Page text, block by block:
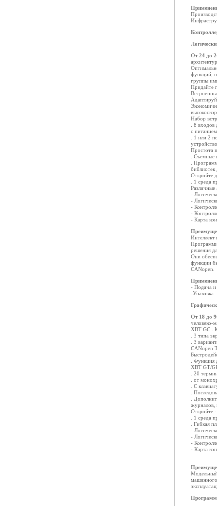
От 24 до
функций,
группы
Придайте
Набор
. 8
с
. 1 или 2
устройство
Простота
.
.
библиотек
Откройте
. 1 среда
-
-
-
-
- Карта
решения
Они
функции
CANopen.
- Подача и
-Упаковка
От 18 до
человеко-
XBT GC :
. 3 типа
. 3
CANopen
. Функция
XBT GT/
. 20
. от
. С
.
.
журналов,
Откройте
. 1 среда
. Гибкая
-
-
-
- Карта